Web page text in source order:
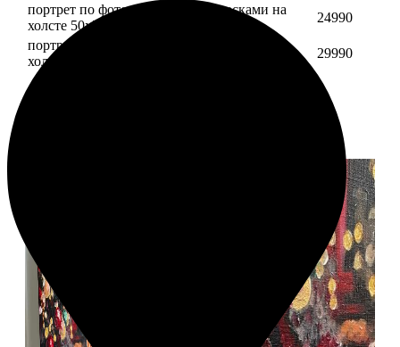
портрет по фото акриловыми красками на
холсте 50х70
24990
портрет по фото акриловыми красками на
холсте 60х70
29990